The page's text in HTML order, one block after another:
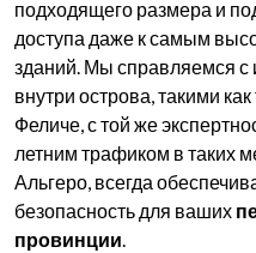
подходящего размера и
доступа даже к самым
зданий. Мы справляемся с
внутри острова, такими
Феличе, с той же
летним трафиком в таких
Альгеро, всегда
безопасность для ваших
провинции.